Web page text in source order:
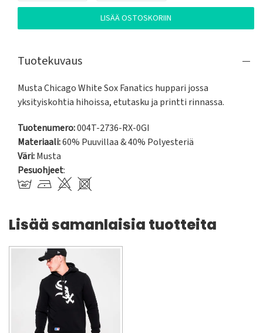
LISÄÄ OSTOSKORIIN
Tuotekuvaus
Musta Chicago White Sox Fanatics huppari jossa
yksityiskohtia hihoissa, etutasku ja printti rinnassa.
Tuotenumero:004T-2736-RX-0GI
Materiaali:60% Puuvillaa & 40% Polyesteriä
Väri:Musta
Pesuohjeet:
Lisää samanlaisia tuotteita